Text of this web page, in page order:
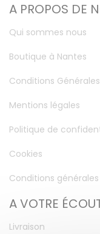
A PROPOS DE
Qui sommes nous
Boutique à Nantes
Conditions
Mentions légales
Politique de
Cookies
Conditions générales
A VOTRE
Livraison